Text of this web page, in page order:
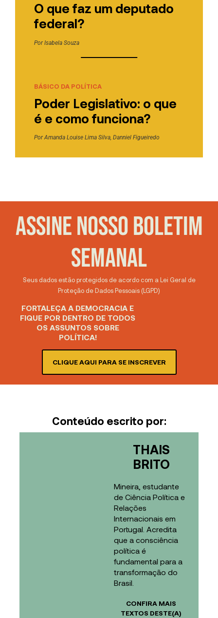
O que faz um deputado
federal?
PorIsabela Souza
BÁSICO DA POLÍTICA
Poder Legislativo: o que
é e como funciona?
PorAmanda Louise Lima Silva, Danniel Figueiredo
ASSINE NOSSO BOLETIM
SEMANAL
Seus dados estão protegidos de acordo com a Lei Geral de
Proteção de Dados Pessoais (LGPD)
FORTALEÇA A DEMOCRACIA E
FIQUE POR DENTRO DE TODOS
OS ASSUNTOS SOBRE
POLÍTICA!
CLIQUE AQUI PARA SE INSCREVER
Conteúdo escrito por:
THAIS
BRITO
Mineira, estudante
de Ciência Política e
Relações
Internacionais em
Portugal. Acredita
que a consciência
política é
fundamental para a
transformação do
Brasil.
CONFIRA MAIS
TEXTOS DESTE(A)